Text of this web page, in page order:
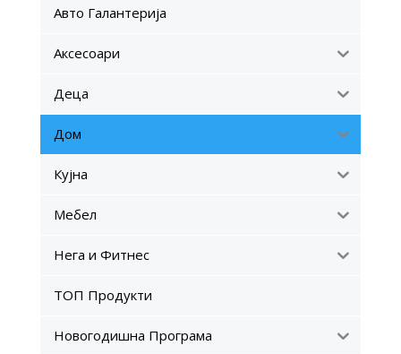
Авто Галантерија
Аксесоари
Деца
Дом
Кујна
Мебел
Нега и Фитнес
ТОП Продукти
Новогодишна Програма